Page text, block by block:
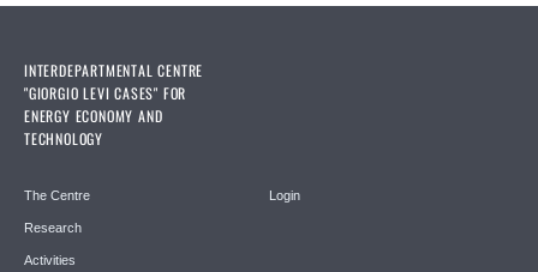
INTERDEPARTMENTAL CENTRE
"GIORGIO LEVI CASES" FOR
ENERGY ECONOMY AND
TECHNOLOGY
The Centre
Research
Activities
Login